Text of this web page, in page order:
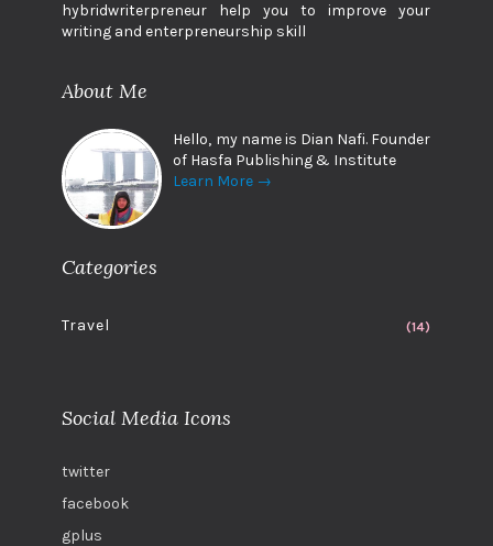
hybridwriterpreneur help you to improve your
writing and enterpreneurship skill
About Me
Hello, my name is Dian Nafi. Founder
of Hasfa Publishing & Institute
Learn More →
Categories
Travel (14)
Social Media Icons
twitter
facebook
gplus